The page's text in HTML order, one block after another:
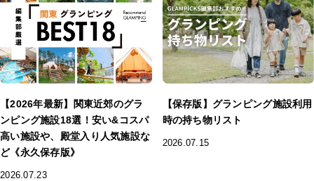
【2026年最新】関東近郊のグラ
ンピング施設18選！安い&コスパ
高い施設や、殿堂入り人気施設な
ど《永久保存版》
2026.07.23
【保存版】グランピング施設利用
時の持ち物リスト
2026.07.15